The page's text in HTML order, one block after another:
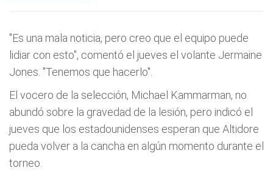
"Es una mala noticia, pero creo que el equipo puede
lidiar con esto", comentó el jueves el volante Jermaine
Jones. "Tenemos que hacerlo".
El vocero de la selección, Michael Kammarman, no
abundó sobre la gravedad de la lesión, pero indicó el
jueves que los estadounidenses esperan que Altidore
pueda volver a la cancha en algún momento durante el
torneo.